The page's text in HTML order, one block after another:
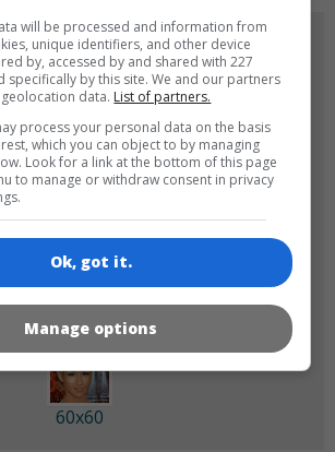
SPIEL-ICONS
120x120
60x60
will be processed and information from
unique identifiers, and other device
by, accessed by and shared with 227
specifically by this site. We and our partners
data. List of partners.
process your personal data on the basis
which you can object to by managing
Look for a link at the bottom of this page
to manage or withdraw consent in privacy
Ok, got it.
Manage options